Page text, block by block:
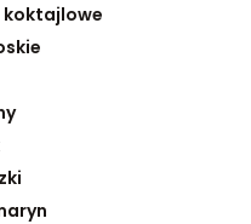
koktajlowe